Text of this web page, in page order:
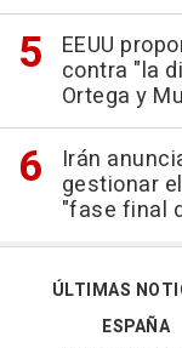
EEUU
contra "la
Ortega y
Irán
gestionar
"fase final
ÚLTIMAS
ESPAÑA